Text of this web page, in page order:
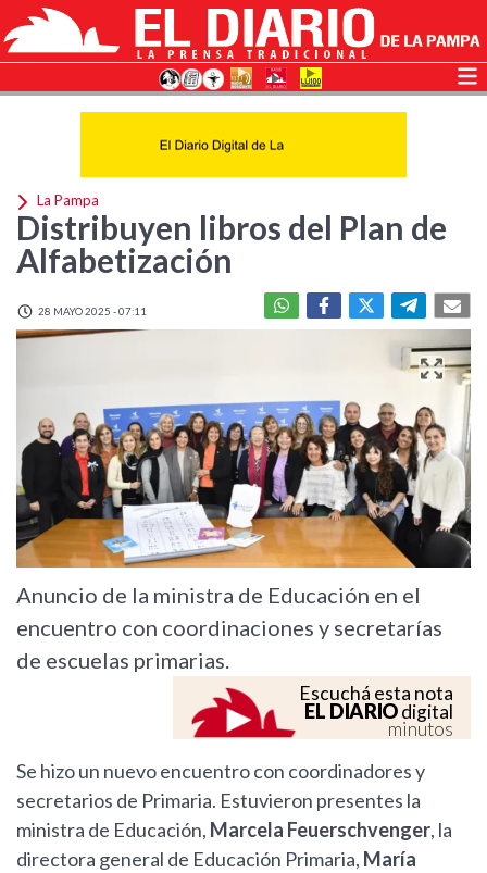
La Pampa
Distribuyen libros del Plan de
Alfabetización
28 MAYO 2025 - 07:11
Anuncio de la ministra de Educación en el
encuentro con coordinaciones y secretarías
de escuelas primarias.
Escuchá esta nota
EL DIARIOdigital
minutos
Se hizo un nuevo encuentro con coordinadores y
secretarios de Primaria. Estuvieron presentes la
ministra de Educación, Marcela Feuerschvenger, la
directora general de Educación Primaria, María